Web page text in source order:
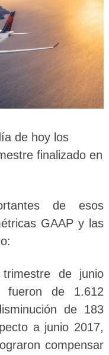
de hoy los
finalizado en
de esos
GAAP y las
de junio
fueron de 1.612
de 183
a junio 2017,
compensar